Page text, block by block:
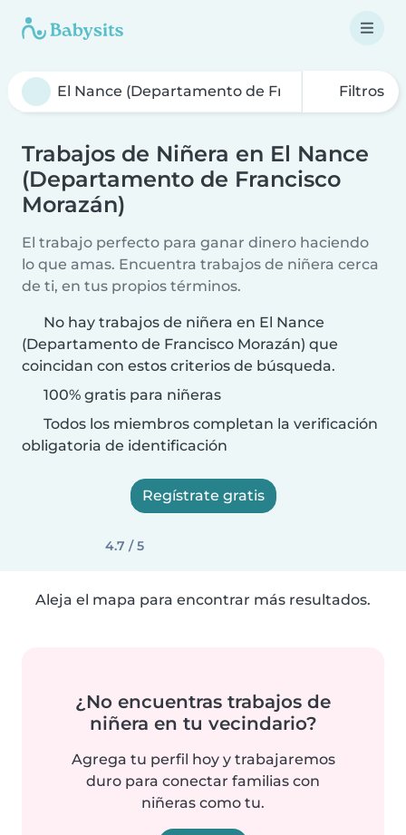
Filtros
Trabajos de Niñera en El Nance
(Departamento de Francisco
Morazán)
El trabajo perfecto para ganar dinero haciendo
lo que amas. Encuentra trabajos de niñera cerca
de ti, en tus propios términos.
No hay trabajos de niñera en El Nance
(Departamento de Francisco Morazán) que
coincidan con estos criterios de búsqueda.
100% gratis para niñeras
Todos los miembros completan la verificación
obligatoria de identificación
Regístrate gratis
4.7 / 5
Aleja el mapa para encontrar más resultados.
¿No encuentras trabajos de
niñera en tu vecindario?
Agrega tu perfil hoy y trabajaremos
duro para conectar familias con
niñeras como tu.